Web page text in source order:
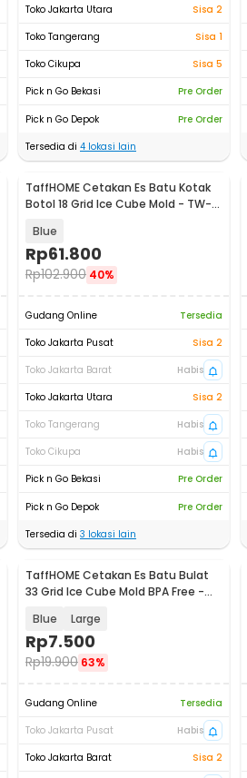
Toko Jakarta Utara
Sisa 2
Toko Tangerang
Sisa 1
Toko Cikupa
Sisa 5
Pick n Go Bekasi
Pre Order
Pick n Go Depok
Pre Order
Tersedia di 4 lokasi lain
TaffHOME Cetakan Es Batu Kotak
Botol 18 Grid Ice Cube Mold - TW-
Blue
Rp61.800
Rp102.900 40%
Gudang Online
Tersedia
Toko Jakarta Pusat
Sisa 2
Toko Jakarta Barat
Habis
Toko Jakarta Utara
Sisa 2
Toko Tangerang
Habis
Toko Cikupa
Habis
Pick n Go Bekasi
Pre Order
Pick n Go Depok
Pre Order
Tersedia di 3 lokasi lain
TaffHOME Cetakan Es Batu Bulat
33 Grid Ice Cube Mold BPA Free -
Blue Large
Rp7.500
Rp19.900 63%
Gudang Online
Tersedia
Toko Jakarta Pusat
Habis
Toko Jakarta Barat
Sisa 2